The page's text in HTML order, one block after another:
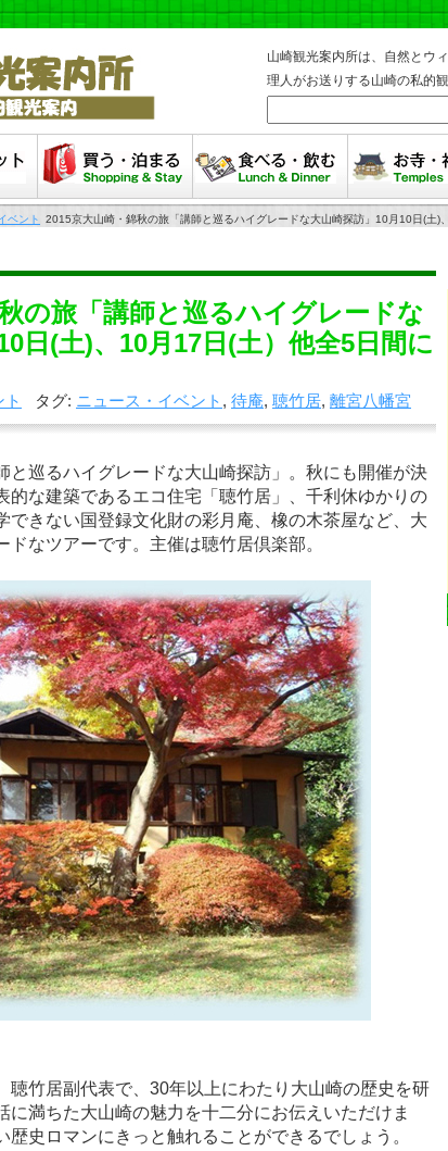
山崎観光案内所は、自然とウ
理人がお送りする山崎の私的
泊まる・買う
ベント 2015京大山崎・錦秋の旅「講師と巡るハイグレードな大山崎探訪」10月10日(土)
の旅「講師と巡るハイグレードな
日(土)、10月17日(土）他全5日間に
タグ: ニュース・イベント , 待庵, 聴竹居, 離宮八幡宮
と巡るハイグレードな大山崎探訪」。秋にも開催が決
的な建築であるエコ住宅「聴竹居」、千利休ゆかりの
できない国登録文化財の彩月庵、橡の木茶屋など、大
なツアーです。主催は聴竹居倶楽部。
聴竹居副代表で、30年以上にわたり大山崎の歴史を研
に満ちた大山崎の魅力を十二分にお伝えいただけま
史ロマンにきっと触れることができるでしょう。